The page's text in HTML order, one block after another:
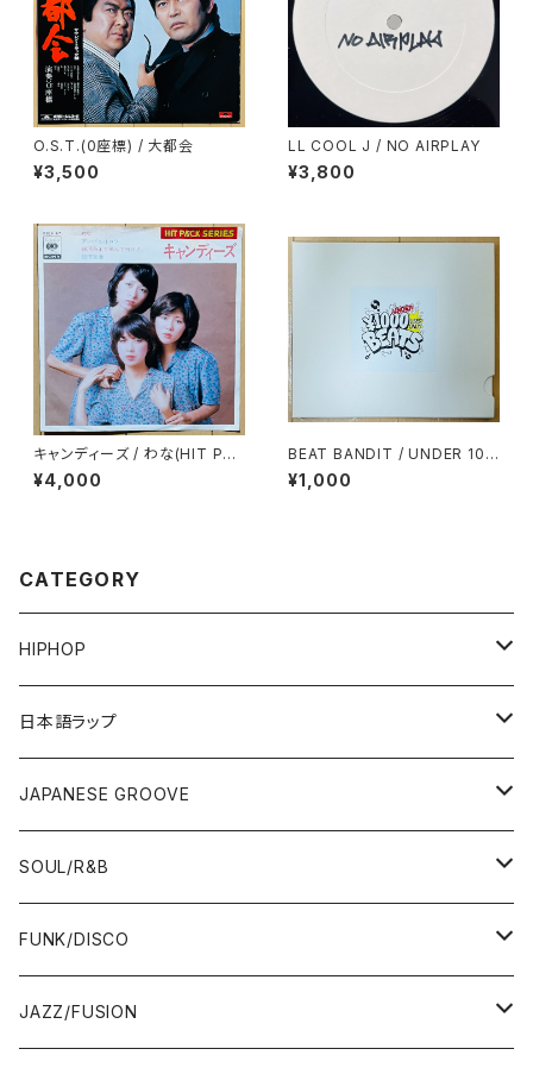
O.S.T.(0座標) / 大都会
¥3,500
LL COOL J / NO AIRPLAY
¥3,800
キャンディーズ / わな(HIT PAC
K SERIES)
¥4,000
BEAT BANDIT / UNDER 100
0YEN BEATS(60 MINUTES
OF CHEAPNESS)(MIXCD-R)
¥1,000
CATEGORY
HIPHOP
12"/7"
80'S OLD SCHOOL
EARLY 90'S MIDDLE〜NEW SCHOOL
LP
80'S OLD SCHOOL
EARLY 90'S MIDDLE〜NEW SCHOOL
日本語ラップ
12"/7"
80'S OLD SCHOOL〜EARLY 90'S
MID〜LATE 90'S
LP
80'S OLD SCHOOL〜EARLY 90'S
MID〜LATE 90'S
CD/TAPE
CD-R/DEMO/SAMPLE
JAPANESE GROOVE
LP
60'S/70'S
80'S
7"/12"
60'S/70'S
SOUL/R&B
LP
60'S/70'S
12"/7"
FUNK/DISCO
LP
JAZZ/FUSION